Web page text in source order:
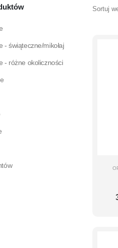
Sortuj
- świąteczne/mikołaj
- różne okoliczności